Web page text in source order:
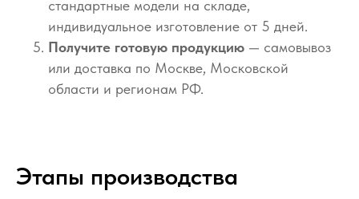
стандартные модели на складе,
индивидуальное изготовление от 5 дней.
Получите готовую продукцию — самовывоз
или доставка по Москве, Московской
области и регионам РФ.
Этапы производства